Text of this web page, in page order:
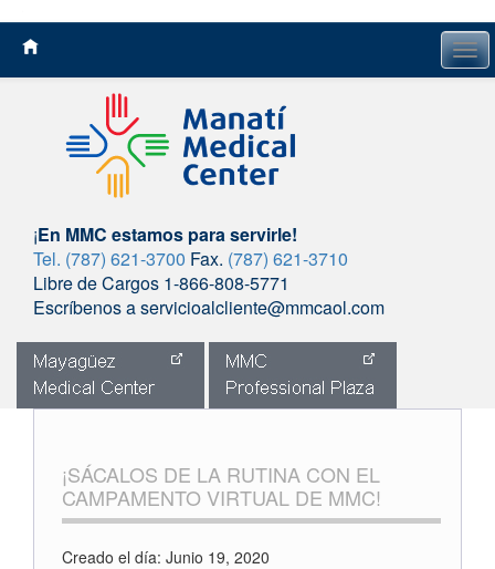
¡En MMC estamos para servirle!
Tel. (787) 621-3700 Fax. (787) 621-3710
Libre de Cargos 1-866-808-5771
Escríbenos a servicioalcliente@mmcaol.com
¡SÁCALOS DE LA RUTINA CON EL
CAMPAMENTO VIRTUAL DE MMC!
Creado el día: Junio 19, 2020